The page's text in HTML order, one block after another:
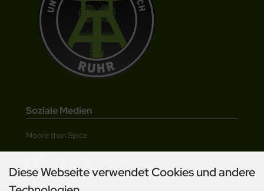
Soziale Medien
Moore than Spice
Diese Webseite verwendet Cookies und andere